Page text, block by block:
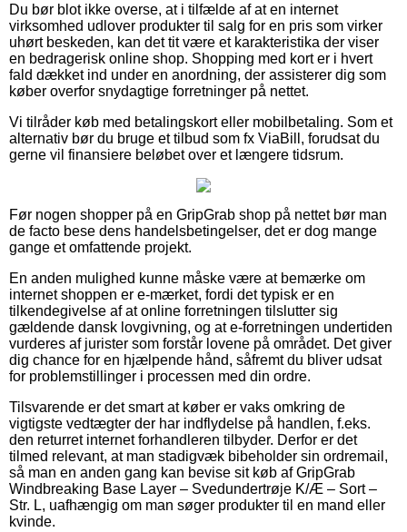
Du bør blot ikke overse, at i tilfælde af at en internet
virksomhed udlover produkter til salg for en pris som virker
uhørt beskeden, kan det tit være et karakteristika der viser
en bedragerisk online shop. Shopping med kort er i hvert
fald dækket ind under en anordning, der assisterer dig som
køber overfor snydagtige forretninger på nettet.
Vi tilråder køb med betalingskort eller mobilbetaling. Som et
alternativ bør du bruge et tilbud som fx ViaBill, forudsat du
gerne vil finansiere beløbet over et længere tidsrum.
Før nogen shopper på en GripGrab shop på nettet bør man
de facto bese dens handelsbetingelser, det er dog mange
gange et omfattende projekt.
En anden mulighed kunne måske være at bemærke om
internet shoppen er e-mærket, fordi det typisk er en
tilkendegivelse af at online forretningen tilslutter sig
gældende dansk lovgivning, og at e-forretningen undertiden
vurderes af jurister som forstår lovene på området. Det giver
dig chance for en hjælpende hånd, såfremt du bliver udsat
for problemstillinger i processen med din ordre.
Tilsvarende er det smart at køber er vaks omkring de
vigtigste vedtægter der har indflydelse på handlen, f.eks.
den returret internet forhandleren tilbyder. Derfor er det
tilmed relevant, at man stadigvæk bibeholder sin ordremail,
så man en anden gang kan bevise sit køb af GripGrab
Windbreaking Base Layer – Svedundertrøje K/Æ – Sort –
Str. L, uafhængig om man søger produkter til en mand eller
kvinde.